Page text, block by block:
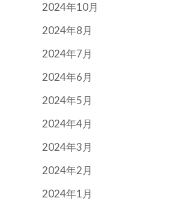
2024年10月
2024年8月
2024年7月
2024年6月
2024年5月
2024年4月
2024年3月
2024年2月
2024年1月